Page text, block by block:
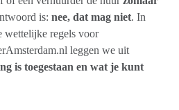
is: nee, dat mag niet. In
wettelijke regels voor
leggen we uit
is toegestaan en wat je kunt